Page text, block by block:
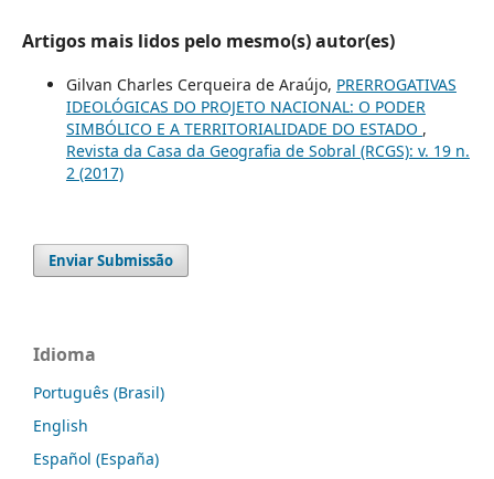
Artigos mais lidos pelo mesmo(s) autor(es)
Gilvan Charles Cerqueira de Araújo, PRERROGATIVAS
IDEOLÓGICAS DO PROJETO NACIONAL: O PODER
SIMBÓLICO E A TERRITORIALIDADE DO ESTADO ,
Revista da Casa da Geografia de Sobral (RCGS): v. 19 n.
2 (2017)
Enviar Submissão
Idioma
Português (Brasil)
English
Español (España)